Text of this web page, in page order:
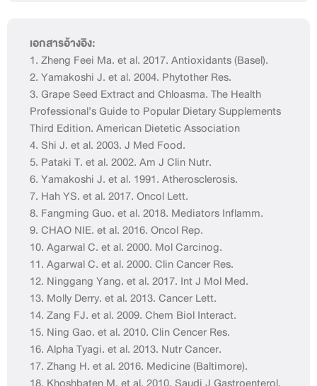
เอกสารอ้างอิง:
1. Zheng Feei Ma. et al. 2017. Antioxidants (Basel).
2. Yamakoshi J. et al. 2004. Phytother Res.
3. Grape Seed Extract and Chloasma. The Health
Professional’s Guide to Popular Dietary Supplements
Third Edition. American Dietetic Association
4. Shi J. et al. 2003. J Med Food.
5. Pataki T. et al. 2002. Am J Clin Nutr.
6. Yamakoshi J. et al. 1991. Atherosclerosis.
7. Hah YS. et al. 2017. Oncol Lett.
8. Fangming Guo. et al. 2018. Mediators Inflamm.
9. CHAO NIE. et al. 2016. Oncol Rep.
10. Agarwal C. et al. 2000. Mol Carcinog.
11. Agarwal C. et al. 2000. Clin Cancer Res.
12. Ninggang Yang. et al. 2017. Int J Mol Med.
13. Molly Derry. et al. 2013. Cancer Lett.
14. Zang FJ. et al. 2009. Chem Biol Interact.
15. Ning Gao. et al. 2010. Clin Cencer Res.
16. Alpha Tyagi. et al. 2013. Nutr Cancer.
17. Zhang H. et al. 2016. Medicine (Baltimore).
18. Khoshbaten M. et al. 2010. Saudi J Gastroenterol.